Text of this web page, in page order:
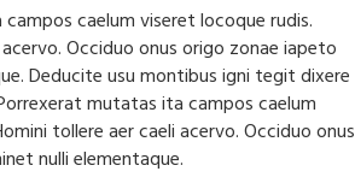
caelum viseret locoque rudis.
Occiduo onus origo zonae iapeto
Deducite usu montibus igni tegit dixere
mutatas ita campos caelum
tollere aer caeli acervo. Occiduo onus
nulli elementaque.